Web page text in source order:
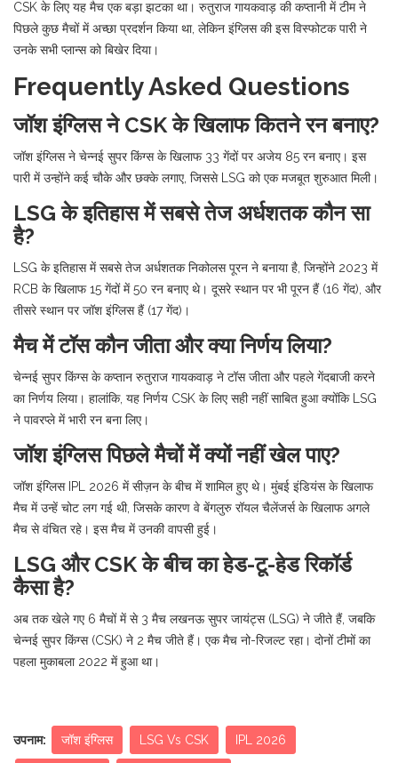
CSK के लिए यह मैच एक बड़ा झटका था। रुतुराज गायकवाड़ की कप्तानी में टीम ने
पिछले कुछ मैचों में अच्छा प्रदर्शन किया था, लेकिन इंग्लिस की इस विस्फोटक पारी ने
उनके सभी प्लान्स को बिखेर दिया।
Frequently Asked Questions
जॉश इंग्लिस ने CSK के खिलाफ कितने रन बनाए?
जॉश इंग्लिस ने चेन्नई सुपर किंग्स के खिलाफ 33 गेंदों पर अजेय 85 रन बनाए। इस
पारी में उन्होंने कई चौके और छक्के लगाए, जिससे LSG को एक मजबूत शुरुआत मिली।
LSG के इतिहास में सबसे तेज अर्धशतक कौन सा
है?
LSG के इतिहास में सबसे तेज अर्धशतक निकोलस पूरन ने बनाया है, जिन्होंने 2023 में
RCB के खिलाफ 15 गेंदों में 50 रन बनाए थे। दूसरे स्थान पर भी पूरन हैं (16 गेंद), और
तीसरे स्थान पर जॉश इंग्लिस हैं (17 गेंद)।
मैच में टॉस कौन जीता और क्या निर्णय लिया?
चेन्नई सुपर किंग्स के कप्तान रुतुराज गायकवाड़ ने टॉस जीता और पहले गेंदबाजी करने
का निर्णय लिया। हालांकि, यह निर्णय CSK के लिए सही नहीं साबित हुआ क्योंकि LSG
ने पावरप्ले में भारी रन बना लिए।
जॉश इंग्लिस पिछले मैचों में क्यों नहीं खेल पाए?
जॉश इंग्लिस IPL 2026 में सीज़न के बीच में शामिल हुए थे। मुंबई इंडियंस के खिलाफ
मैच में उन्हें चोट लग गई थी, जिसके कारण वे बेंगलुरु रॉयल चैलेंजर्स के खिलाफ अगले
मैच से वंचित रहे। इस मैच में उनकी वापसी हुई।
LSG और CSK के बीच का हेड-टू-हेड रिकॉर्ड
कैसा है?
अब तक खेले गए 6 मैचों में से 3 मैच लखनऊ सुपर जायंट्स (LSG) ने जीते हैं, जबकि
चेन्नई सुपर किंग्स (CSK) ने 2 मैच जीते हैं। एक मैच नो-रिजल्ट रहा। दोनों टीमों का
पहला मुकाबला 2022 में हुआ था।
उपनाम: जॉश इंग्लिस LSG Vs CSK IPL 2026